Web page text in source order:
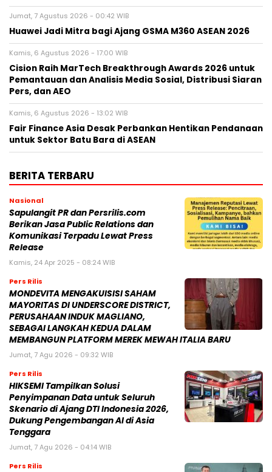
Jumat, 7 Agustus 2026 - 00:42 WIB
Huawei Jadi Mitra bagi Ajang GSMA M360 ASEAN 2026
Kamis, 6 Agustus 2026 - 17:00 WIB
Cision Raih MarTech Breakthrough Awards 2026 untuk
Pemantauan dan Analisis Media Sosial, Distribusi Siaran
Pers, dan AEO
Kamis, 6 Agustus 2026 - 13:02 WIB
Fair Finance Asia Desak Perbankan Hentikan Pendanaan
untuk Sektor Batu Bara di ASEAN
BERITA TERBARU
Nasional
Sapulangit PR dan Persrilis.com
Berikan Jasa Public Relations dan
Komunikasi Terpadu Lewat Press
Release
Kamis, 24 Apr 2025 - 08:24 WIB
Pers Rilis
MONDEVITA MENGAKUISISI SAHAM
MAYORITAS DI UNDERSCORE DISTRICT,
PERUSAHAAN INDUK MAGLIANO,
SEBAGAI LANGKAH KEDUA DALAM
MEMBANGUN PLATFORM MEREK MEWAH ITALIA BARU
Jumat, 7 Agu 2026 - 09:32 WIB
Pers Rilis
HIKSEMI Tampilkan Solusi
Penyimpanan Data untuk Seluruh
Skenario di Ajang DTI Indonesia 2026,
Dukung Pengembangan AI di Asia
Tenggara
Jumat, 7 Agu 2026 - 04:14 WIB
Pers Rilis